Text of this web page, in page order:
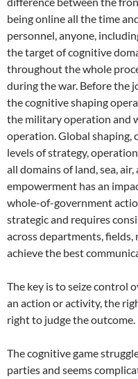
being online all the time
personnel, anyone,
the target of cognitive
throughout the whole
during the war. Before the
the cognitive shaping
the military operation and
operation. Global shaping,
levels of strategy,
all domains of land, sea,
empowerment has an
whole-of-government
strategic and requires
across departments,
achieve the best
The key is to seize control
an action or activity, the
right to judge the outcome.
The cognitive game
parties and seems